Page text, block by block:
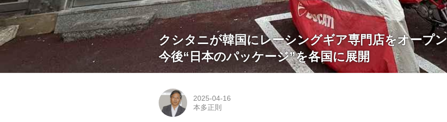
クシタニが韓国にレーシングギア専門店をオープン
今後“日本のパッケージ”を各国に展開
2025-04-16
本多正則